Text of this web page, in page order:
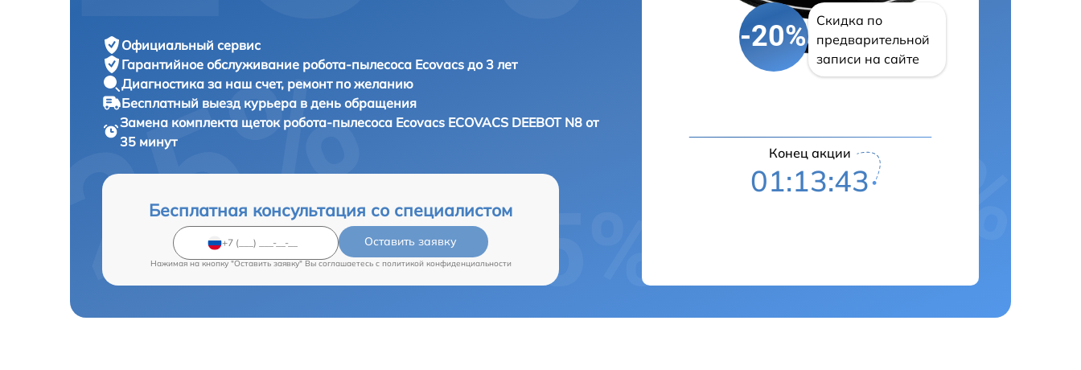
Официальный сервис
Гарантийное обслуживание робота-пылесоса Ecovacs до 3 лет
Диагностика за наш счет, ремонт по желанию
Бесплатный выезд курьера в день обращения
Замена комплекта щеток робота-пылесоса Ecovacs ECOVACS DEEBOT N8 от
35 минут
Бесплатная консультация со специалистом
Оставить заявку
Нажимая на кнопку "Оставить заявку" Вы соглашаетесь c политикой конфиденциальности
-20%
Скидка по
предварительной
записи на сайте
Конец акции
01:13:43